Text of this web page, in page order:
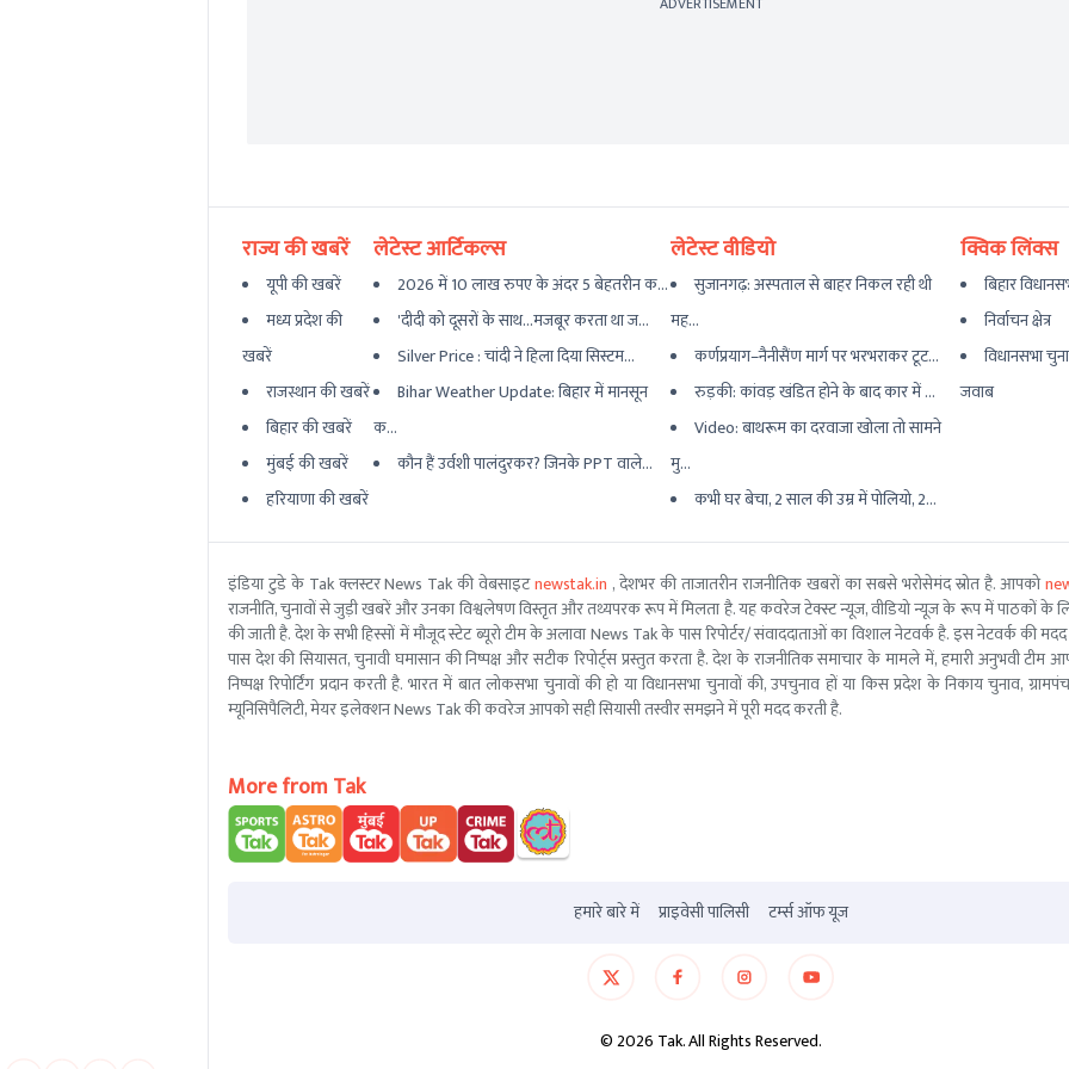
राज्य की खबरें
यूपी की खबरें
मध्य प्रदेश की
खबरें
राजस्थान की खबरें
बिहार की खबरें
मुंबई की खबरें
हरियाणा की खबरें
लेटेस्ट आर्टिकल्स
2026 में 10 लाख रुपए के अंदर 5 बेहतरीन क...
'दीदी को दूसरों के साथ...मजबूर करता था ज...
Silver Price : चांदी ने हिला दिया सिस्टम...
Bihar Weather Update: बिहार में मानसून
क...
कौन हैं उर्वशी पालंदुरकर? जिनके PPT वाले...
लेटेस्ट वीडियो
सुजानगढ़: अस्पताल से बाहर निकल रही थी
मह...
कर्णप्रयाग–नैनीसैंण मार्ग पर भरभराकर टूट...
रुड़की: कांवड़ खंडित होने के बाद कार में ...
Video: बाथरूम का दरवाजा खोला तो सामने
मु...
कभी घर बेचा, 2 साल की उम्र में पोलियो, 2...
क्विक लिंक्स
बिहार
निर्वाचन क्षेत्र
विधानसभा
जवाब
इंडिया टुडे के Tak क्लस्टर News Tak की वेबसाइटnewstak.in , देशभर की ताजातरीन राजनीतिक खबरों का सबसे भरोसेमंद स्रोत है. आपको
राजनीति, चुनावों से जुड़ी खबरें और उनका विश्वलेषण विस्तृत और तथ्यपरक रूप में मिलता है. यह कवरेज टेक्स्ट न्यूज, वीडियो न्यूज के रूप में पाठकों के
की जाती है. देश के सभी हिस्सों में मौजूद स्टेट ब्यूरो टीम के अलावा News Tak के पास रिपोर्टर/ संवाददाताओं का विशाल नेटवर्क है. इस नेटवर्क की
पास देश की सियासत, चुनावी घमासान की निष्पक्ष और सटीक रिपोर्ट्स प्रस्तुत करता है. देश के राजनीतिक समाचार के मामले में, हमारी अनुभवी
निष्पक्ष रिपोर्टिंग प्रदान करती है. भारत में बात लोकसभा चुनावों की हो या विधानसभा चुनावों की, उपचुनाव हों या किस प्रदेश के निकाय चुनाव,
म्यूनिसिपैलिटी, मेयर इलेक्शन News Tak की कवरेज आपको सही सियासी तस्वीर समझने में पूरी मदद करती है.
More from Tak
हमारे बारे में प्राइवेसी पालिसी टर्म्स ऑफ यूज
©2026 Tak. All Rights Reserved.